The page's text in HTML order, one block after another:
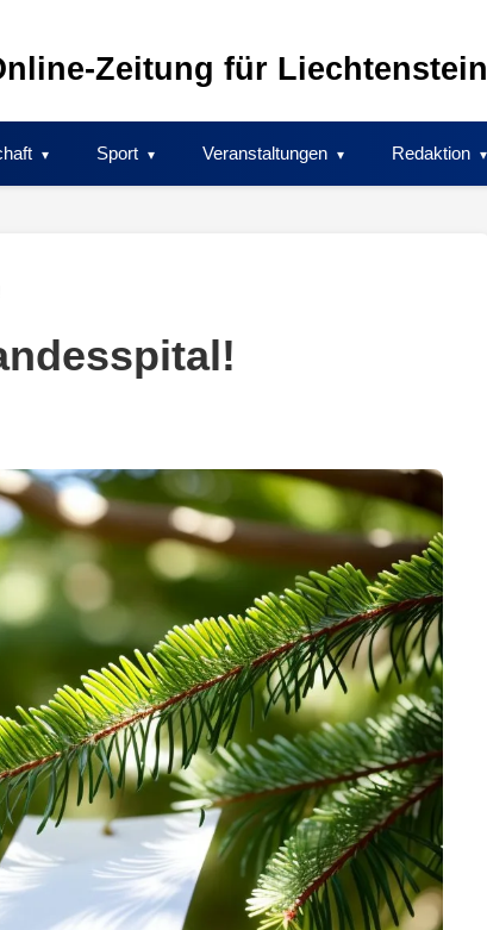
Zeitung für Liechtenstein
Sport Veranstaltungen Redaktion